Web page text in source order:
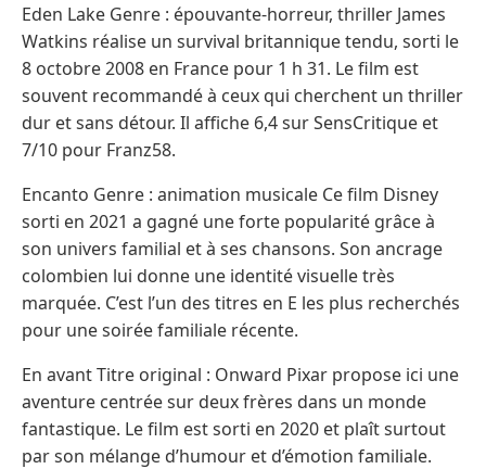
Eden Lake Genre : épouvante-horreur, thriller James
Watkins réalise un survival britannique tendu, sorti le
8 octobre 2008 en France pour 1 h 31. Le film est
souvent recommandé à ceux qui cherchent un thriller
dur et sans détour. Il affiche 6,4 sur SensCritique et
7/10 pour Franz58.
Encanto Genre : animation musicale Ce film Disney
sorti en 2021 a gagné une forte popularité grâce à
son univers familial et à ses chansons. Son ancrage
colombien lui donne une identité visuelle très
marquée. C’est l’un des titres en E les plus recherchés
pour une soirée familiale récente.
En avant Titre original : Onward Pixar propose ici une
aventure centrée sur deux frères dans un monde
fantastique. Le film est sorti en 2020 et plaît surtout
par son mélange d’humour et d’émotion familiale.